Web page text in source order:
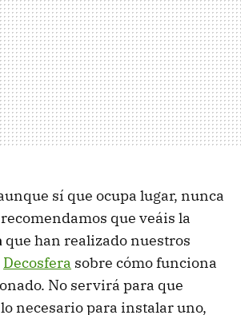
sí que ocupa lugar, nunca
que veáis la
que han realizado nuestros
Decosfera sobre cómo funciona
No servirá para que
necesario para instalar uno,